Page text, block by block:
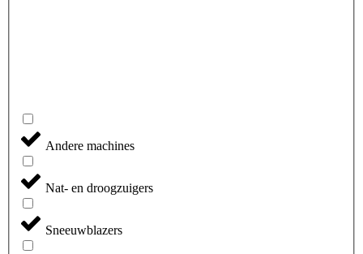
Andere machines
Nat- en droogzuigers
Sneeuwblazers